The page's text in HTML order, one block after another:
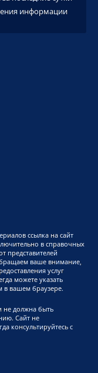
информации
ссылка на сайт
в справочных
представителей
ваше внимание,
услуг
можете указать
в вашем браузере.
не должна быть
Сайт не
консультируйтесь с